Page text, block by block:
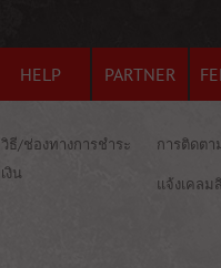
HELP PARTNER
วิธี/ช่องทางการชำระ
เงิน
การติดต
แจ้งเคลม